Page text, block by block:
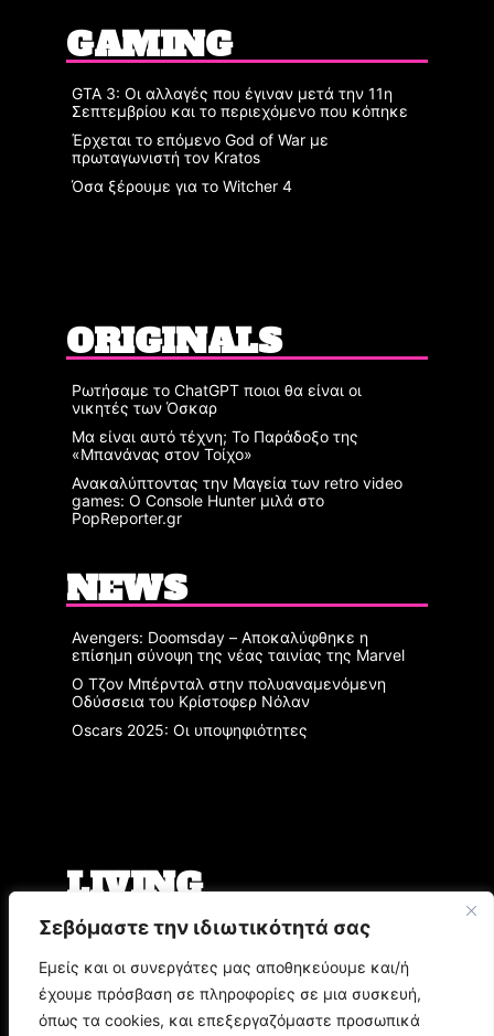
Σεβόμαστε την ιδιωτικότητά σας
Εμείς και οι συνεργάτες μας αποθηκεύουμε και/ή
έχουμε πρόσβαση σε πληροφορίες σε μια συσκευή,
όπως τα cookies, και επεξεργαζόμαστε προσωπικά
GAMING
GTA 3: Οι αλλαγές που έγιναν μετά την 11η
Σεπτεμβρίου και το περιεχόμενο που κόπηκε
Έρχεται το επόμενο God of War με
πρωταγωνιστή τον Kratos
Όσα ξέρουμε για το Witcher 4
ORIGINALS
Ρωτήσαμε το ChatGPT ποιοι θα είναι οι
νικητές των Όσκαρ
Μα είναι αυτό τέχνη; Το Παράδοξο της
«Μπανάνας στον Τοίχο»
Ανακαλύπτοντας την Μαγεία των retro video
games: Ο Console Hunter μιλά στο
PopReporter.gr
NEWS
Avengers: Doomsday – Αποκαλύφθηκε η
επίσημη σύνοψη της νέας ταινίας της Marvel
Ο Τζον Μπέρνταλ στην πολυαναμενόμενη
Οδύσσεια του Κρίστοφερ Νόλαν
Oscars 2025: Οι υποψηφιότητες
LIVING
Ο Άρης Μπινιάρης σκηνοθετεί τη «Δίκη» του
Παπασπηλιόπουλο
Ο Δημήτρης Μυστακίδης επιστρέφει στον
Σταυρό του Νότου Plus